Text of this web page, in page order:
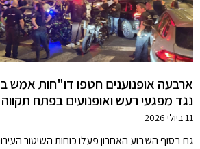
ארבעה אופנוענים חטפו דו"חות אמש
נגד מפגעי רעש ואופנועים בפתח תקווה
11 ביולי 2026
גם בסוף השבוע האחרון פעלו כוחות השיטור